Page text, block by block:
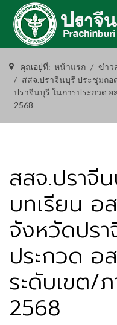
คุณอยู่ที่: หน้าแรก ข่าว
สสจ.ปราจีนบุรี ประชุมถอ
ปราจีนบุรี ในการประกวด
2568
สสจ.ปราจี
บทเรียน อ
จังหวัดปรา
ประกวด อ
ระดับเขต/
2568